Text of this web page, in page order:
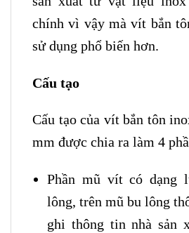
chính vì vậy mà vít bắn
sử dụng phổ biến hơn.
Cấu tạo
Cấu tạo của vít bắn tôn
mm được chia ra làm 4
Phần mũ vít có dạng
lông, trên mũ bu lông
ghi thông tin nhà sản